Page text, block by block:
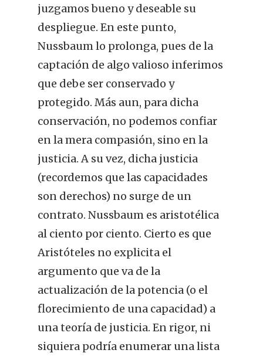
juzgamos bueno y deseable su
despliegue. En este punto,
Nussbaum lo prolonga, pues de la
captación de algo valioso inferimos
que debe ser conservado y
protegido. Más aun, para dicha
conservación, no podemos confiar
en la mera compasión, sino en la
justicia. A su vez, dicha justicia
(recordemos que las capacidades
son derechos) no surge de un
contrato. Nussbaum es aristotélica
al ciento por ciento. Cierto es que
Aristóteles no explicita el
argumento que va de la
actualización de la potencia (o el
florecimiento de una capacidad) a
una teoría de justicia. En rigor, ni
siquiera podría enumerar una lista